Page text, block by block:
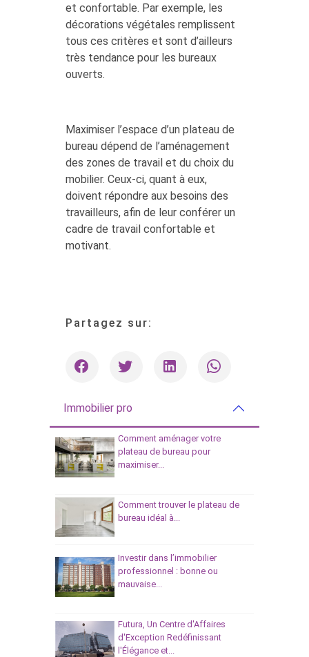
et confortable. Par exemple, les
décorations végétales remplissent
tous ces critères et sont d’ailleurs
très tendance pour les bureaux
ouverts.
Maximiser l’espace d’un plateau de
bureau dépend de l’aménagement
des zones de travail et du choix du
mobilier. Ceux-ci, quant à eux,
doivent répondre aux besoins des
travailleurs, afin de leur conférer un
cadre de travail confortable et
motivant.
Partagez sur:
Immobilier pro
Comment aménager votre
plateau de bureau pour
maximiser...
Comment trouver le plateau de
bureau idéal à...
Investir dans l’immobilier
professionnel : bonne ou
mauvaise...
Futura, Un Centre d'Affaires
d'Exception Redéfinissant
l'Élégance et...